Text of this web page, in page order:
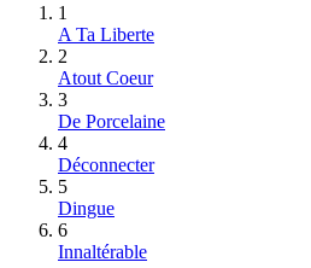
1
A Ta Liberte
2
Atout Coeur
3
De Porcelaine
4
Déconnecter
5
Dingue
6
Innaltérable